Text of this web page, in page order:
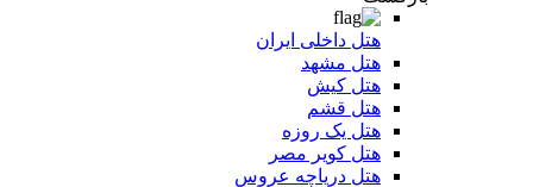
هتل داخلی ایران
هتل مشهد
هتل کیش
هتل قشم
هتل یک روزه
هتل کویر مصر
هتل دریاچه عروس